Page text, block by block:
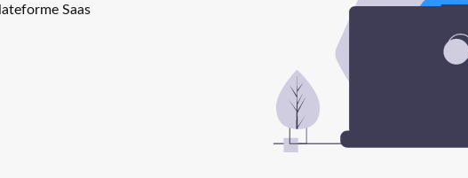
Saas